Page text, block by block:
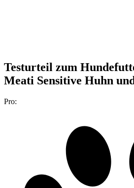
Testurteil zum
Meati Sensitive Huhn
Pro: